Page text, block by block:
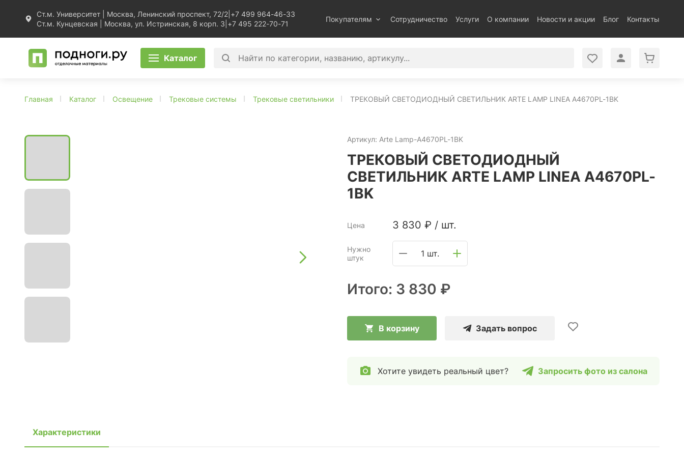
Ст.м. Университет | Москва, Ленинский проспект, 72/2 +7 499 964-46-33
Ст.м. Кунцевская | Москва, ул. Истринская, 8 корп. 3 +7 495 222-70-71
Покупателям Сотрудничество Услуги О компании Новости и акции Блог Контакты
Каталог
Главная Каталог Освещение Трековые системы Трековые светильники ТРЕКОВЫЙ СВЕТОДИОДНЫЙ СВЕТИЛЬНИК ARTE LAMP LINEA A4670PL-1BK
Артикул: Arte Lamp-A4670PL-1BK
ТРЕКОВЫЙ СВЕТОДИОДНЫЙ
СВЕТИЛЬНИК ARTE LAMP LINEA A4670PL-
1BK
Цена 3 830 ₽ / шт.
Нужно
штук
1 шт.
Итого: 3 830 ₽
В корзину Задать вопрос
Хотите увидеть реальный цвет? Запросить фото из салона
Характеристики